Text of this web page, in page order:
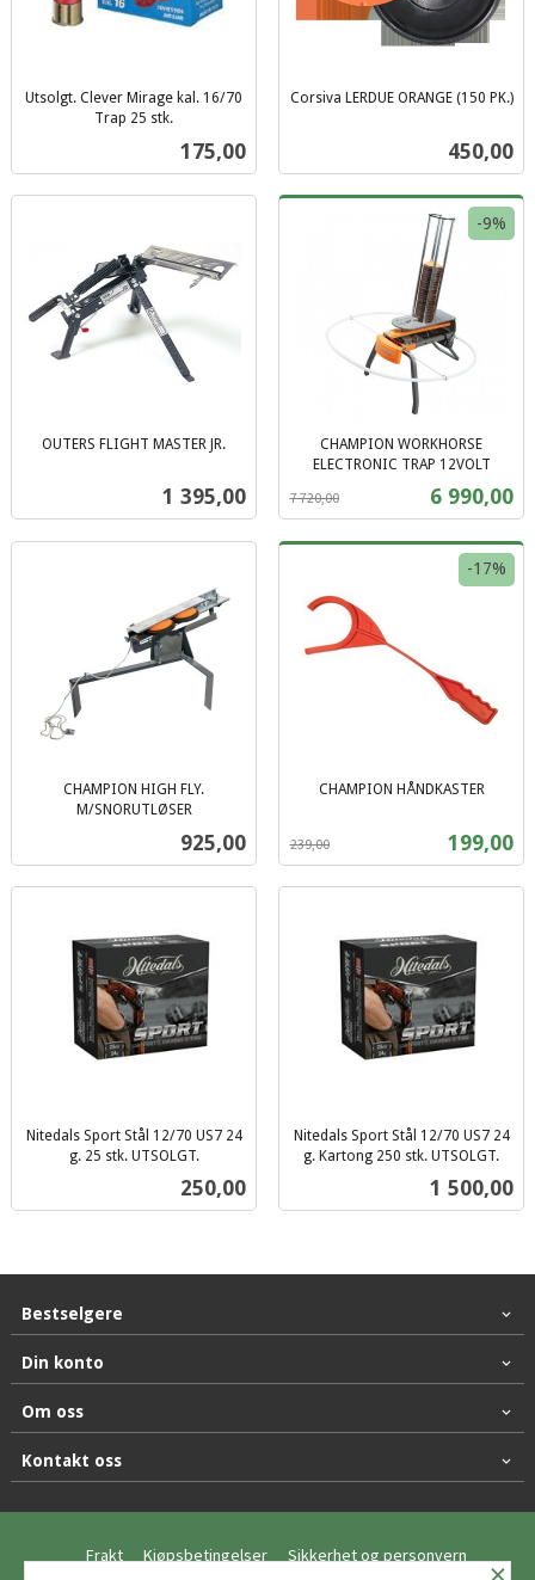
Utsolgt. Clever Mirage kal. 16/70
Trap 25 stk.
Pris
175,00
Corsiva LERDUE ORANGE (150 PK.)
Pris
450,00
OUTERS FLIGHT MASTER JR.
Pris
1 395,00
CHAMPION WORKHORSE
ELECTRONIC TRAP 12VOLT
Tilbud
6 990,00
7 720,00
-9%
mva.
CHAMPION HIGH FLY.
M/SNORUTLØSER
Pris
925,00
CHAMPION HÅNDKASTER
Tilbud
199,00
239,00
-17%
Nitedals Sport Stål 12/70 US7 24
g. 25 stk. UTSOLGT.
Pris
250,00
Nitedals Sport Stål 12/70 US7 24
g. Kartong 250 stk. UTSOLGT.
Pris
1 500,00
Bestselgere
Din konto
Om oss
Kontakt oss
Frakt Kjøpsbetingelser Sikkerhet og personvern